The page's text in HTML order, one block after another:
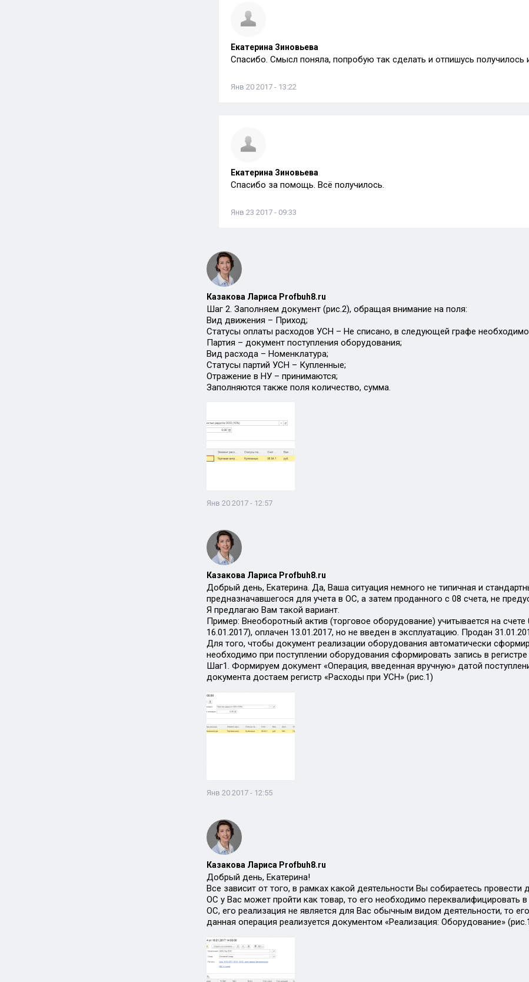
Екатерина Зиновьева
Спасибо. Смысл поняла, попробую так сделать и отпишусь получилось
Янв 20 2017 - 13:22
Екатерина Зиновьева
Спасибо за помощь. Всё получилось.
Янв 23 2017 - 09:33
Казакова Лариса Profbuh8.ru
Шаг 2. Заполняем документ (рис.2), обращая внимание на поля:
Вид движения – Приход;
Статусы оплаты расходов УСН – Не списано, в следующей графе
Партия – документ поступления оборудования;
Вид расхода – Номенклатура;
Статусы партий УСН – Купленные;
Отражение в НУ – принимаются;
Заполняются также поля количество, сумма.
Янв 20 2017 - 12:57
Казакова Лариса Profbuh8.ru
Добрый день, Екатерина. Да, Ваша ситуация немного не типичная и
предназначавшегося для учета в ОС, а затем проданного с 08 счета, не
Я предлагаю Вам такой вариант.
Пример: Внеоборотный актив (торговое оборудование) учитывается на
16.01.2017), оплачен 13.01.2017, но не введен в эксплуатацию. Продан
Для того, чтобы документ реализации оборудования автоматически
необходимо при поступлении оборудования сформировать запись в
Шаг1. Формируем документ «Операция, введенная вручную» датой
документа достаем регистр «Расходы при УСН» (рис.1)
Янв 20 2017 - 12:55
Казакова Лариса Profbuh8.ru
Добрый день, Екатерина!
Все зависит от того, в рамках какой деятельности Вы собираетесь
ОС у Вас может пройти как товар, то его необходимо переквалифицировать
ОС, его реализация не является для Вас обычным видом деятельности, то
данная операция реализуется документом «Реализация: Оборудование»